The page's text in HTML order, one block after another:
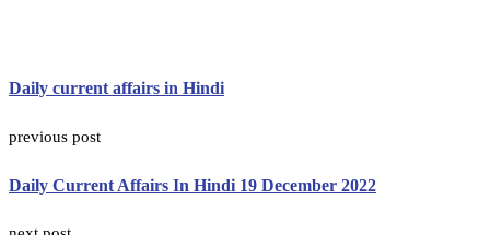
Daily current affairs in Hindi
previous post
Daily Current Affairs In Hindi 19 December 2022